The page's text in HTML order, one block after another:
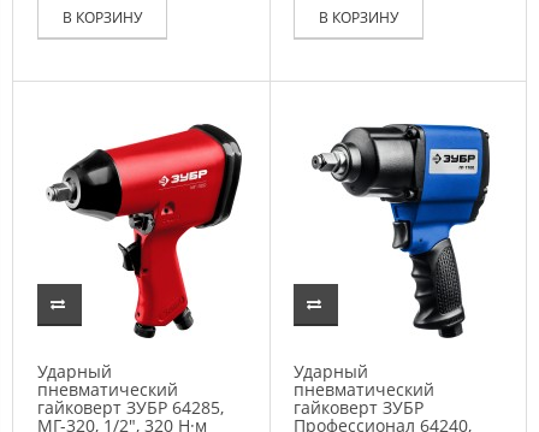
В КОРЗИНУ В КОРЗИНУ
Ударный
пневматический
гайковерт ЗУБР 64285,
МГ-320, 1/2″, 320 Н·м
Ударный
пневматический
гайковерт ЗУБР
Профессионал 64240,